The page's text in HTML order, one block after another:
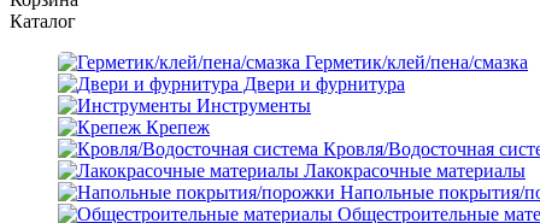
Каталог
Герметик/клей/пена/смазка
Двери и фурнитура
Инструменты
Крепеж
Кровля/Водосточная
Лакокрасочные материалы
Напольные покрытия/
Общестроительные